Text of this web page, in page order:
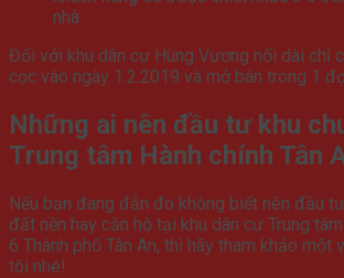
nhà
Đối với khu dân cư Hùng Vương nối dài chỉ
cọc vào ngày 1.2.2019 và mở bán trong 1
Những ai nên đầu tư khu
Trung tâm Hành chính Tân
Nếu bạn đang đắn đo không biết nên đầu
đất nền hay căn hộ tại khu dân cư Trung
6 Thành phố Tân An, thì hãy tham khảo một
tôi nhé!